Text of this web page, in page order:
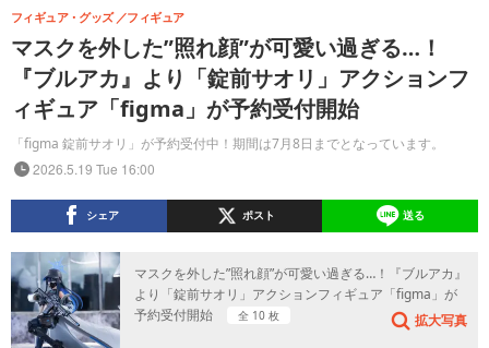
マスクを外した”照れ顔”が可愛い過ぎる…！
『ブルアカ』より「錠前サオリ」アクションフ
ィギュア「figma」が予約受付開始
「figma 錠前サオリ」が予約受付中！期間は7月8日までとなっています。
フィギュア・グッズ フィギュア
2026.5.19 Tue 16:00
シェア ポスト 送る
マスクを外した”照れ顔”が可愛い過ぎる…！『ブルアカ』
より「錠前サオリ」アクションフィギュア「figma」が
予約受付開始
全 10 枚 拡大写真